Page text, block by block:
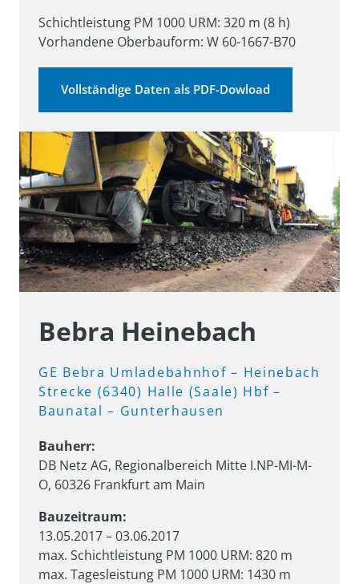
Schichtleistung PM 1000 URM: 320 m (8 h)
Vorhandene Oberbauform: W 60-1667-B70
Vollständige Daten als PDF-Dowload
Bebra Heinebach
GE Bebra Umladebahnhof – Heinebach
Strecke (6340) Halle (Saale) Hbf
Baunatal – Gunterhausen
DB Netz AG, Regionalbereich Mitte I.NP-MI-M-
O, 60326 Frankfurt am Main
13.05.2017 – 03.06.2017
max. Schichtleistung PM 1000 URM: 820 m
max. Tagesleistung PM 1000 URM: 1430 m